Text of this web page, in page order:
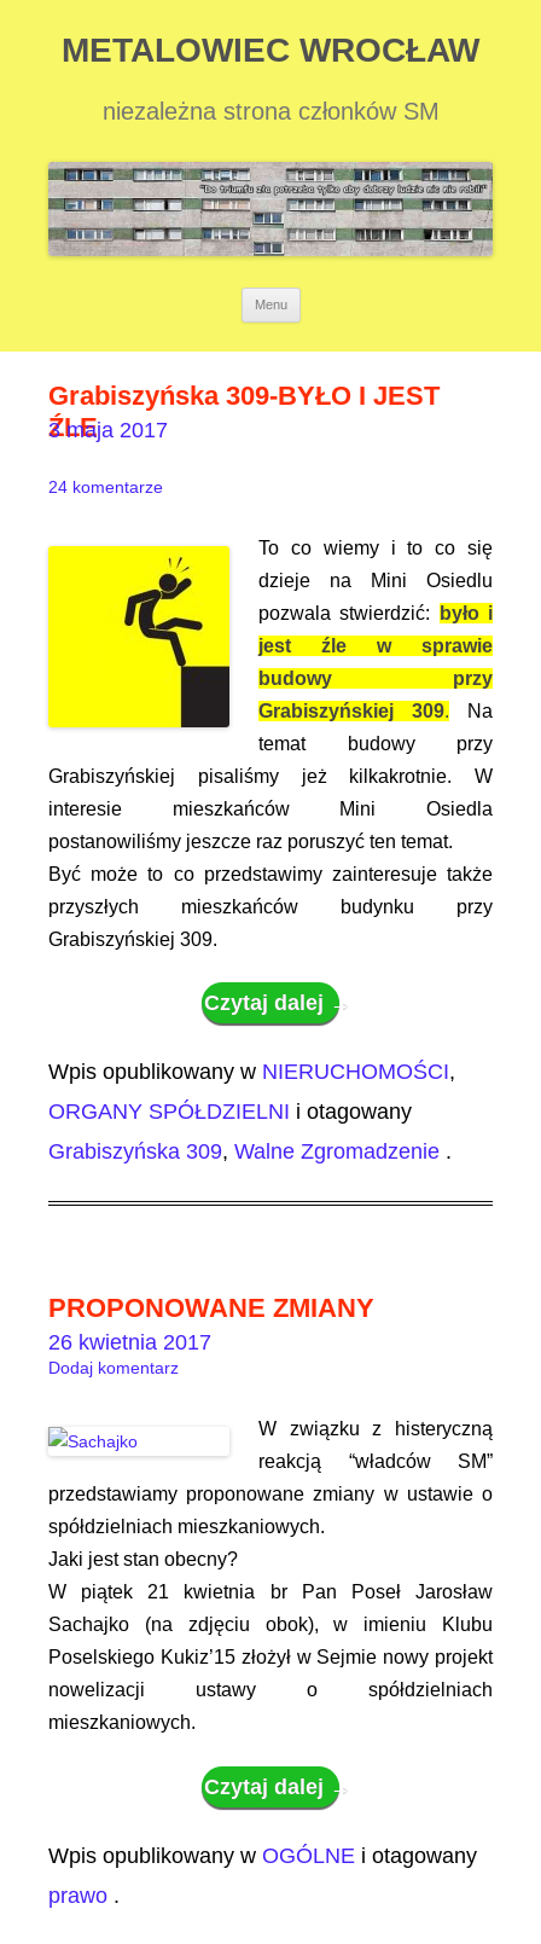
METALOWIEC WROCŁAW
niezależna strona członków SM
Menu
Przejdź
Grabiszyńska 309-BYŁO I JEST
ŹLE
24 komentarze
To co wiemy i to co się
dzieje na Mini Osiedlu
pozwala stwierdzić:
było i
jest źle w sprawie
budowy przy
Grabiszyńskiej 309.
Na
temat budowy przy
Grabiszyńskiej pisaliśmy jeż kilkakrotnie. W
interesie mieszkańców Mini Osiedla
postanowiliśmy jeszcze raz poruszyć ten temat.
Być może to co przedstawimy zainteresuje także
przyszłych mieszkańców budynku przy
Grabiszyńskiej 309.
Czytaj dalej →
Wpis opublikowany w NIERUCHOMOŚCI,
ORGANY SPÓŁDZIELNI i otagowany
Grabiszyńska 309, Walne Zgromadzenie
3 maja 2017
.
PROPONOWANE ZMIANY
Dodaj komentarz
W związku z histeryczną
reakcją “władców SM”
przedstawiamy proponowane zmiany w ustawie o
spółdzielniach mieszkaniowych.
Jaki jest stan obecny?
W piątek 21 kwietnia br Pan Poseł Jarosław
Sachajko (na zdjęciu obok), w imieniu Klubu
Poselskiego Kukiz’15 złożył w Sejmie nowy projekt
nowelizacji ustawy o spółdzielniach
mieszkaniowych.
Czytaj dalej →
Wpis opublikowany w OGÓLNE i otagowany
prawo
26 kwietnia 2017
.